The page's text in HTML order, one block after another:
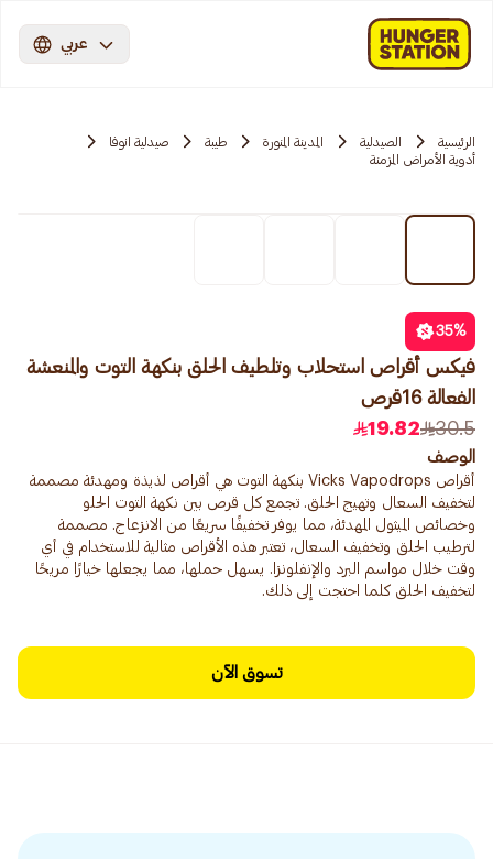
عربي
الرئيسية الصيدلية المدينة المنورة طيبة
صيدلية انوفا
أدوية الأمراض المزمنة
35%
فيكس أقراص استحلاب وتلطيف الحلق بنكهة التوت والمنعشة
الفعالة 16قرص
30.5
19.82
الوصف
أقراص Vicks Vapodrops بنكهة التوت هي أقراص لذيذة ومهدئة مصممة
لتخفيف السعال وتهيج الحلق. تجمع كل قرص بين نكهة التوت الحلو
وخصائص الميثول المهدئة، مما يوفر تخفيفًا سريعًا من الانزعاج. مصممة
لترطيب الحلق وتخفيف السعال، تعتبر هذه الأقراص مثالية للاستخدام في أي
وقت خلال مواسم البرد والإنفلونزا. يسهل حملها، مما يجعلها خيارًا مريحًا
لتخفيف الحلق كلما احتجت إلى ذلك.
تسوق الآن